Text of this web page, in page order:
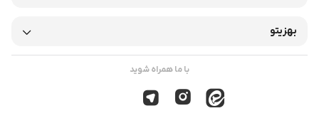
بهزیتو
با ما همراه شوید